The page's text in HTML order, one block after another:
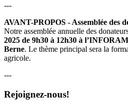
---
AVANT-PROPOS - Assemblée des
Notre assemblée annuelle des
2025 de 9h30 à 12h30 à
Berne. Le thème principal sera la
agricole.
---
Rejoignez-nous!